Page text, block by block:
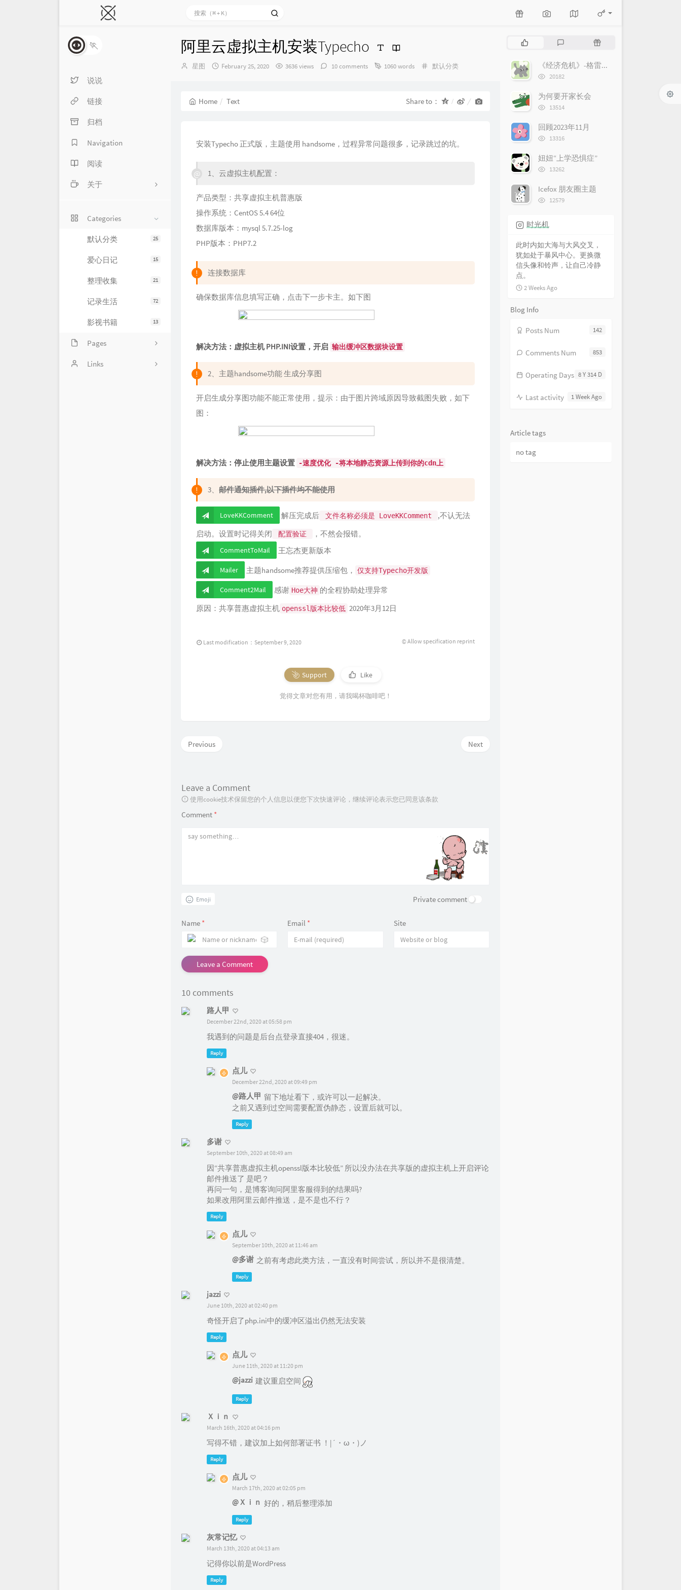
🏃
说说
链接
归档
Navigation
阅读
关于
留言本
Categories
25
默认分类
15
爱心日记
21
整理收集
72
记录生活
13
影视书籍
Pages
画廊Links
阿里云虚拟主机安装Typecho
Author：
星图
发
February 25, 2020 3636 views 10 comments 1060 words Categories：
默认分类
Home Text Share to：
安装Typecho 正式版，主题使用 handsome，过程异常问题很多，记录跳过的坑。
1、云虚拟主机配置：
产品类型：共享虚拟主机普惠版
操作系统：CentOS 5.4 64位
数据库版本：mysql 5.7.25-log
PHP版本：PHP7.2
连接数据库
确保数据库信息填写正确，点击下一步卡主。如下图
解决方法：虚拟主机 PHP.INI设置，开启 输出缓冲区数据块设置
2、主题handsome功能 生成分享图
开启生成分享图功能不能正常使用，提示：由于图片跨域原因导致截图失败，如下
图：
解决方法：停止使用主题设置 -速度优化 -将本地静态资源上传到你的cdn上
3、 邮件通知插件,以下插件均不能使用
LoveKKComment 解压完成后 文件名称必须是 LoveKKComment
,不认无法
启动。设置时记得关闭
配置验证 ，不然会报错。
CommentToMail 王忘杰更新版本
Mailer 主题handsome推荐提供压缩包， 仅支持Typecho开发版
Comment2Mail 感谢 Hoe大神 的全程协助处理异常
原因：共享普惠虚拟主机 openssl版本比较低 2020年3月12日
Last modification：September 9, 2020 © Allow specification reprint
Support Like
觉得文章对您有用，请我喝杯咖啡吧！
Next
Previous
Leave a Comment
使用cookie技术保留您的个人信息以便您下次快速评论，继续评论表示您已同意该条款
Comment *
Emoji Private comment
Name *
🎲
Email * Site
Leave a Comment
10 comments
路人甲
December 22nd, 2020 at 05:58 pm
我遇到的问题是后台点登录直接404，很迷。
Reply
点儿
December 22nd, 2020 at 09:49 pm
@路人甲 留下地址看下，或许可以一起解决。
之前又遇到过空间需要配置伪静态，设置后就可以。
Reply
多谢
September 10th, 2020 at 08:49 am
因“共享普惠虚拟主机openssl版本比较低” 所以没办法在共享版的虚拟主机上开启评论
邮件推送了 是吧？
再问一句，是博客询问阿里客服得到的结果吗?
如果改用阿里云邮件推送，是不是也不行？
Reply
点儿
September 10th, 2020 at 11:46 am
@多谢 之前有考虑此类方法，一直没有时间尝试，所以并不是很清楚。
Reply
jazzi
June 10th, 2020 at 02:40 pm
奇怪开启了php.ini中的缓冲区溢出仍然无法安装
Reply
点儿
June 11th, 2020 at 11:20 pm
@jazzi 建议重启空间
Reply
Ｘｉｎ
March 16th, 2020 at 04:16 pm
写得不错，建议加上如何部署证书 ！|´・ω・)ノ
Reply
点儿
March 17th, 2020 at 02:05 pm
@Ｘｉｎ 好的，稍后整理添加
Reply
灰常记忆
March 13th, 2020 at 04:13 am
记得你以前是WordPress
Reply
p
u
a
r
r
t
c
l
t
e
t
m
m
n
t
R
n《经济危机》-格雷厄姆
浏
次
数:
20182
为何要开家长会
浏
次
数:
13514
回顾2023年11月
浏
次
数:
13316
妞妞“上学恐惧症”
浏
次
数:
13262
Icefox 朋友圈主题
浏
数:
12579
时光机
此时内如大海与大风交叉，
犹如处于暴风中心。更换微
信头像和铃声，让自己冷静
点。
2 Weeks Ago
Blog Info
142
Posts Num
853
Comments Num
8 Y 314 D
Operating Days
1 Week Ago
Last activity
Article tags
no tag